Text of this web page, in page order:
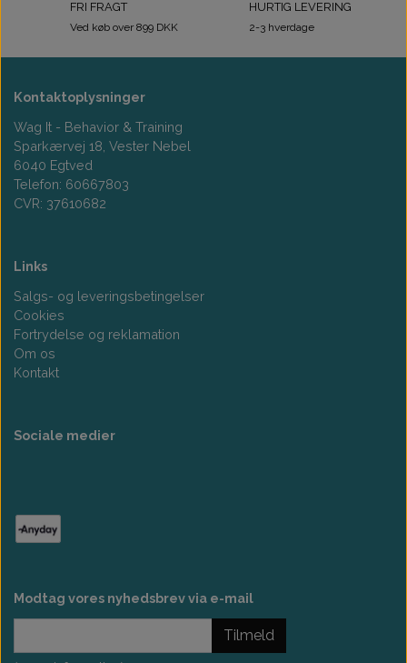
FRI FRAGT
Ved køb over 899 DKK
HURTIG LEVERING
2-3 hverdage
Kontaktoplysninger
Wag It - Behavior & Training
Sparkærvej 18, Vester Nebel
6040 Egtved
Telefon: 60667803
CVR: 37610682
Links
Salgs- og leveringsbetingelser
Cookies
Fortrydelse og reklamation
Om os
Kontakt
Sociale medier
Modtag vores nyhedsbrev via e-mail
Tilmeld